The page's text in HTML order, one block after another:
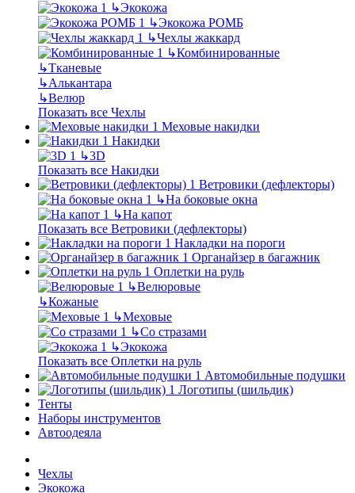
↳Экокожа
↳Экокожа РОМБ
↳Чехлы жаккард
↳Комбинированные
↳Тканевые
↳Алькантара
↳Велюр
Показать все Чехлы
Меховые накидки
Накидки
↳3D
Показать все Накидки
Ветровики (дефлекторы)
↳На боковые окна
↳На капот
Показать все Ветровики (дефлекторы)
Накладки на пороги
Органайзер в багажник
Оплетки на руль
↳Велюровые
↳Кожаные
↳Меховые
↳Со стразами
↳Экокожа
Показать все Оплетки на руль
Автомобильные подушки
Логотипы (шильдик)
Тенты
Наборы инструментов
Автоодеяла
Чехлы
Экокожа